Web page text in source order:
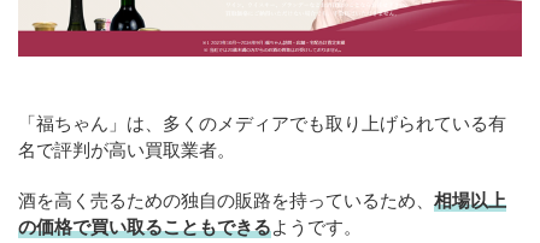
「福ちゃん」は、多くのメディアでも取り上げられている有
名で評判が高い買取業者。
酒を高く売るための独自の販路を持っているため、 相場以上
の価格で買い取ることもできるようです。